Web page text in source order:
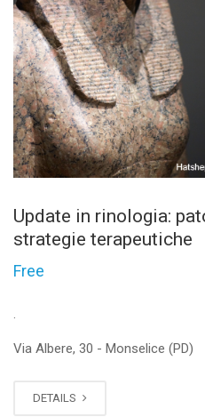
Update in rinologia:
strategie terapeutiche
Free
.
Via Albere, 30 - Monselice (PD)
DETAILS